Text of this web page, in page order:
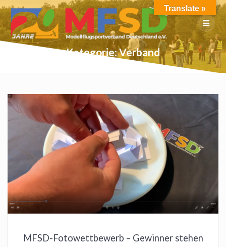
Skip
to
content
Kategorie:Verband
MFSD-Fotowettbewerb – Gewinner stehen
Translate »